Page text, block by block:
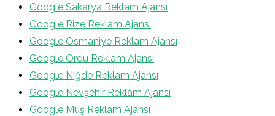
Google Sakarya Reklam Ajansı
Google Rize Reklam Ajansı
Google Osmaniye Reklam Ajansı
Google Ordu Reklam Ajansı
Google Niğde Reklam Ajansı
Google Nevşehir Reklam Ajansı
Google Muş Reklam Ajansı